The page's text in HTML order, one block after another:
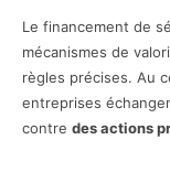
Le financement de
mécanismes de
règles précises. Au
entreprises
contre des actions